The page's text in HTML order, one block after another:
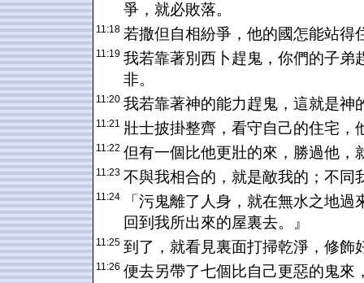
爭，就必敗落。
11:18 若撒但自相紛爭，他的國怎能站得
11:19 我若靠著別西卜趕鬼，你們的子弟
非。
11:20 我若靠著神的能力趕鬼，這就是神
11:21 壯士披掛整齊，看守自己的住宅，
11:22 但有一個比他更壯的來，勝過他，
11:23 不與我相合的，就是敵我的；不同
11:24
「污鬼離了人身，就在無水之地
回到我所出來的屋裏去。』
11:25 到了，就看見裏面打掃乾淨，修飾
11:26 便去另帶了七個比自己更惡的鬼來